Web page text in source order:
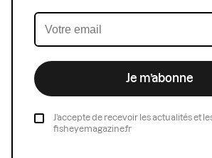
Je m’abonne
J’accepte de recevoir les actualités et
fisheyemagazine.fr